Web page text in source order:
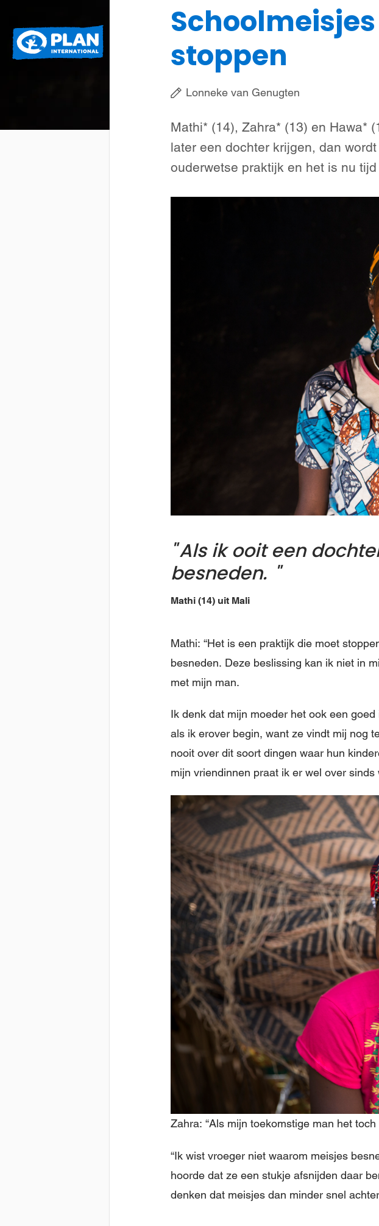
Steun meisjes
stoppen
Lonneke van Genugten
Mathi* (14), Zahra* (13) en Hawa*
later een dochter krijgen, dan
ouderwetse praktijk en het is nu
Als ik ooit een
besneden.
Mathi (14) uit Mali
Mathi: “Het is een praktijk die moet
besneden. Deze beslissing kan ik niet in
met mijn man.
Ik denk dat mijn moeder het ook een
als ik erover begin, want ze vindt mij nog
nooit over dit soort dingen waar hun
mijn vriendinnen praat ik er wel over
Zahra: “Als mijn toekomstige man het
“Ik wist vroeger niet waarom meisjes
hoorde dat ze een stukje afsnijden daar
denken dat meisjes dan minder snel